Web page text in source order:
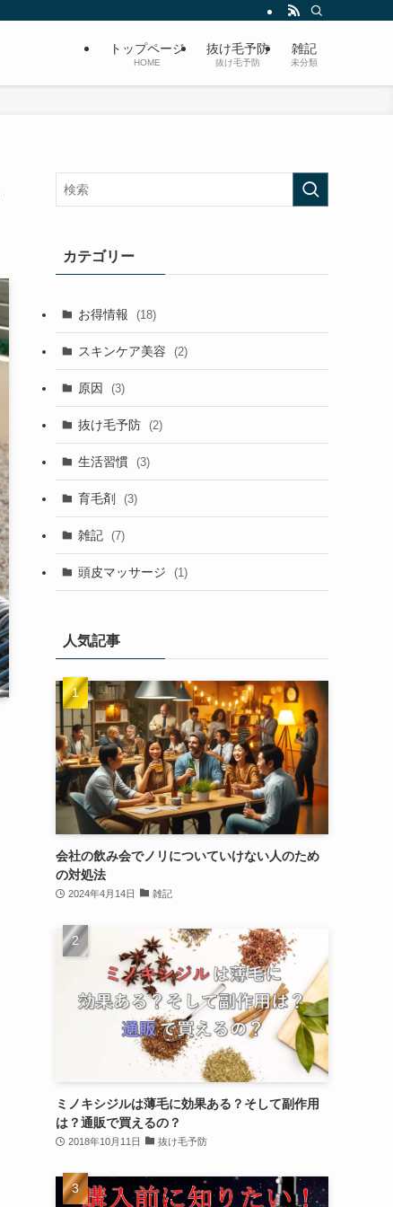
トップページ
HOME
抜け毛予防
抜け毛予防
雑記
未分類
カテゴリー
お得情報 (18)
スキンケア美容 (2)
原因 (3)
抜け毛予防 (2)
生活習慣 (3)
育毛剤 (3)
雑記 (7)
頭皮マッサージ (1)
人気記事
会社の飲み会でノリについていけない人のため
の対処法
2024年4月14日 雑記
ミノキシジルは薄毛に効果ある？そして副作用
は？通販で買えるの？
2018年10月11日 抜け毛予防